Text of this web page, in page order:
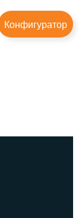
Конфигуратор